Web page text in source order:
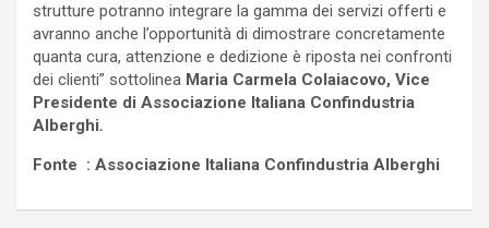
strutture potranno integrare la gamma dei servizi offerti e
avranno anche l’opportunità di dimostrare concretamente
quanta cura, attenzione e dedizione è riposta nei confronti
dei clienti” sottolinea Maria Carmela Colaiacovo, Vice
Presidente di Associazione Italiana Confindustria
Alberghi.
Fonte : Associazione Italiana Confindustria Alberghi